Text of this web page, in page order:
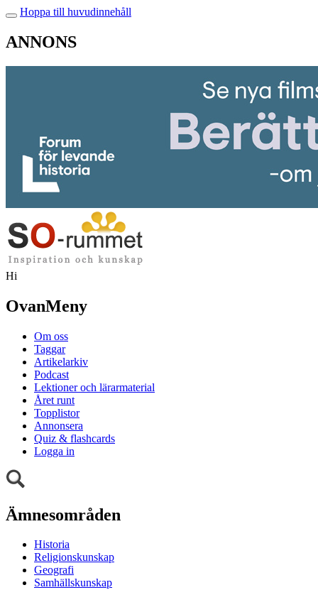
Hoppa till huvudinnehåll
ANNONS
Hi
OvanMeny
Om oss
Taggar
Artikelarkiv
Podcast
Lektioner och lärarmaterial
Året runt
Topplistor
Annonsera
Quiz & flashcards
Logga in
Ämnesområden
Historia
Religionskunskap
Geografi
Samhällskunskap